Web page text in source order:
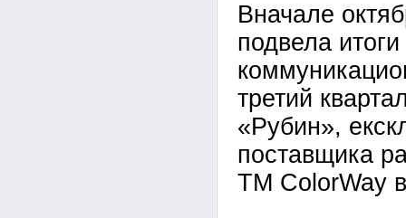
Вначале
подвела
третий
«Рубин»,
поставщика
ТМ ColorWay